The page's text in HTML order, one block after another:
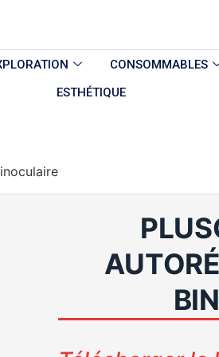
CONSOMMABLES
ESTHÉTIQUE